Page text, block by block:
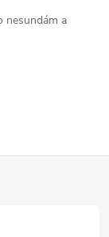
nesundám a